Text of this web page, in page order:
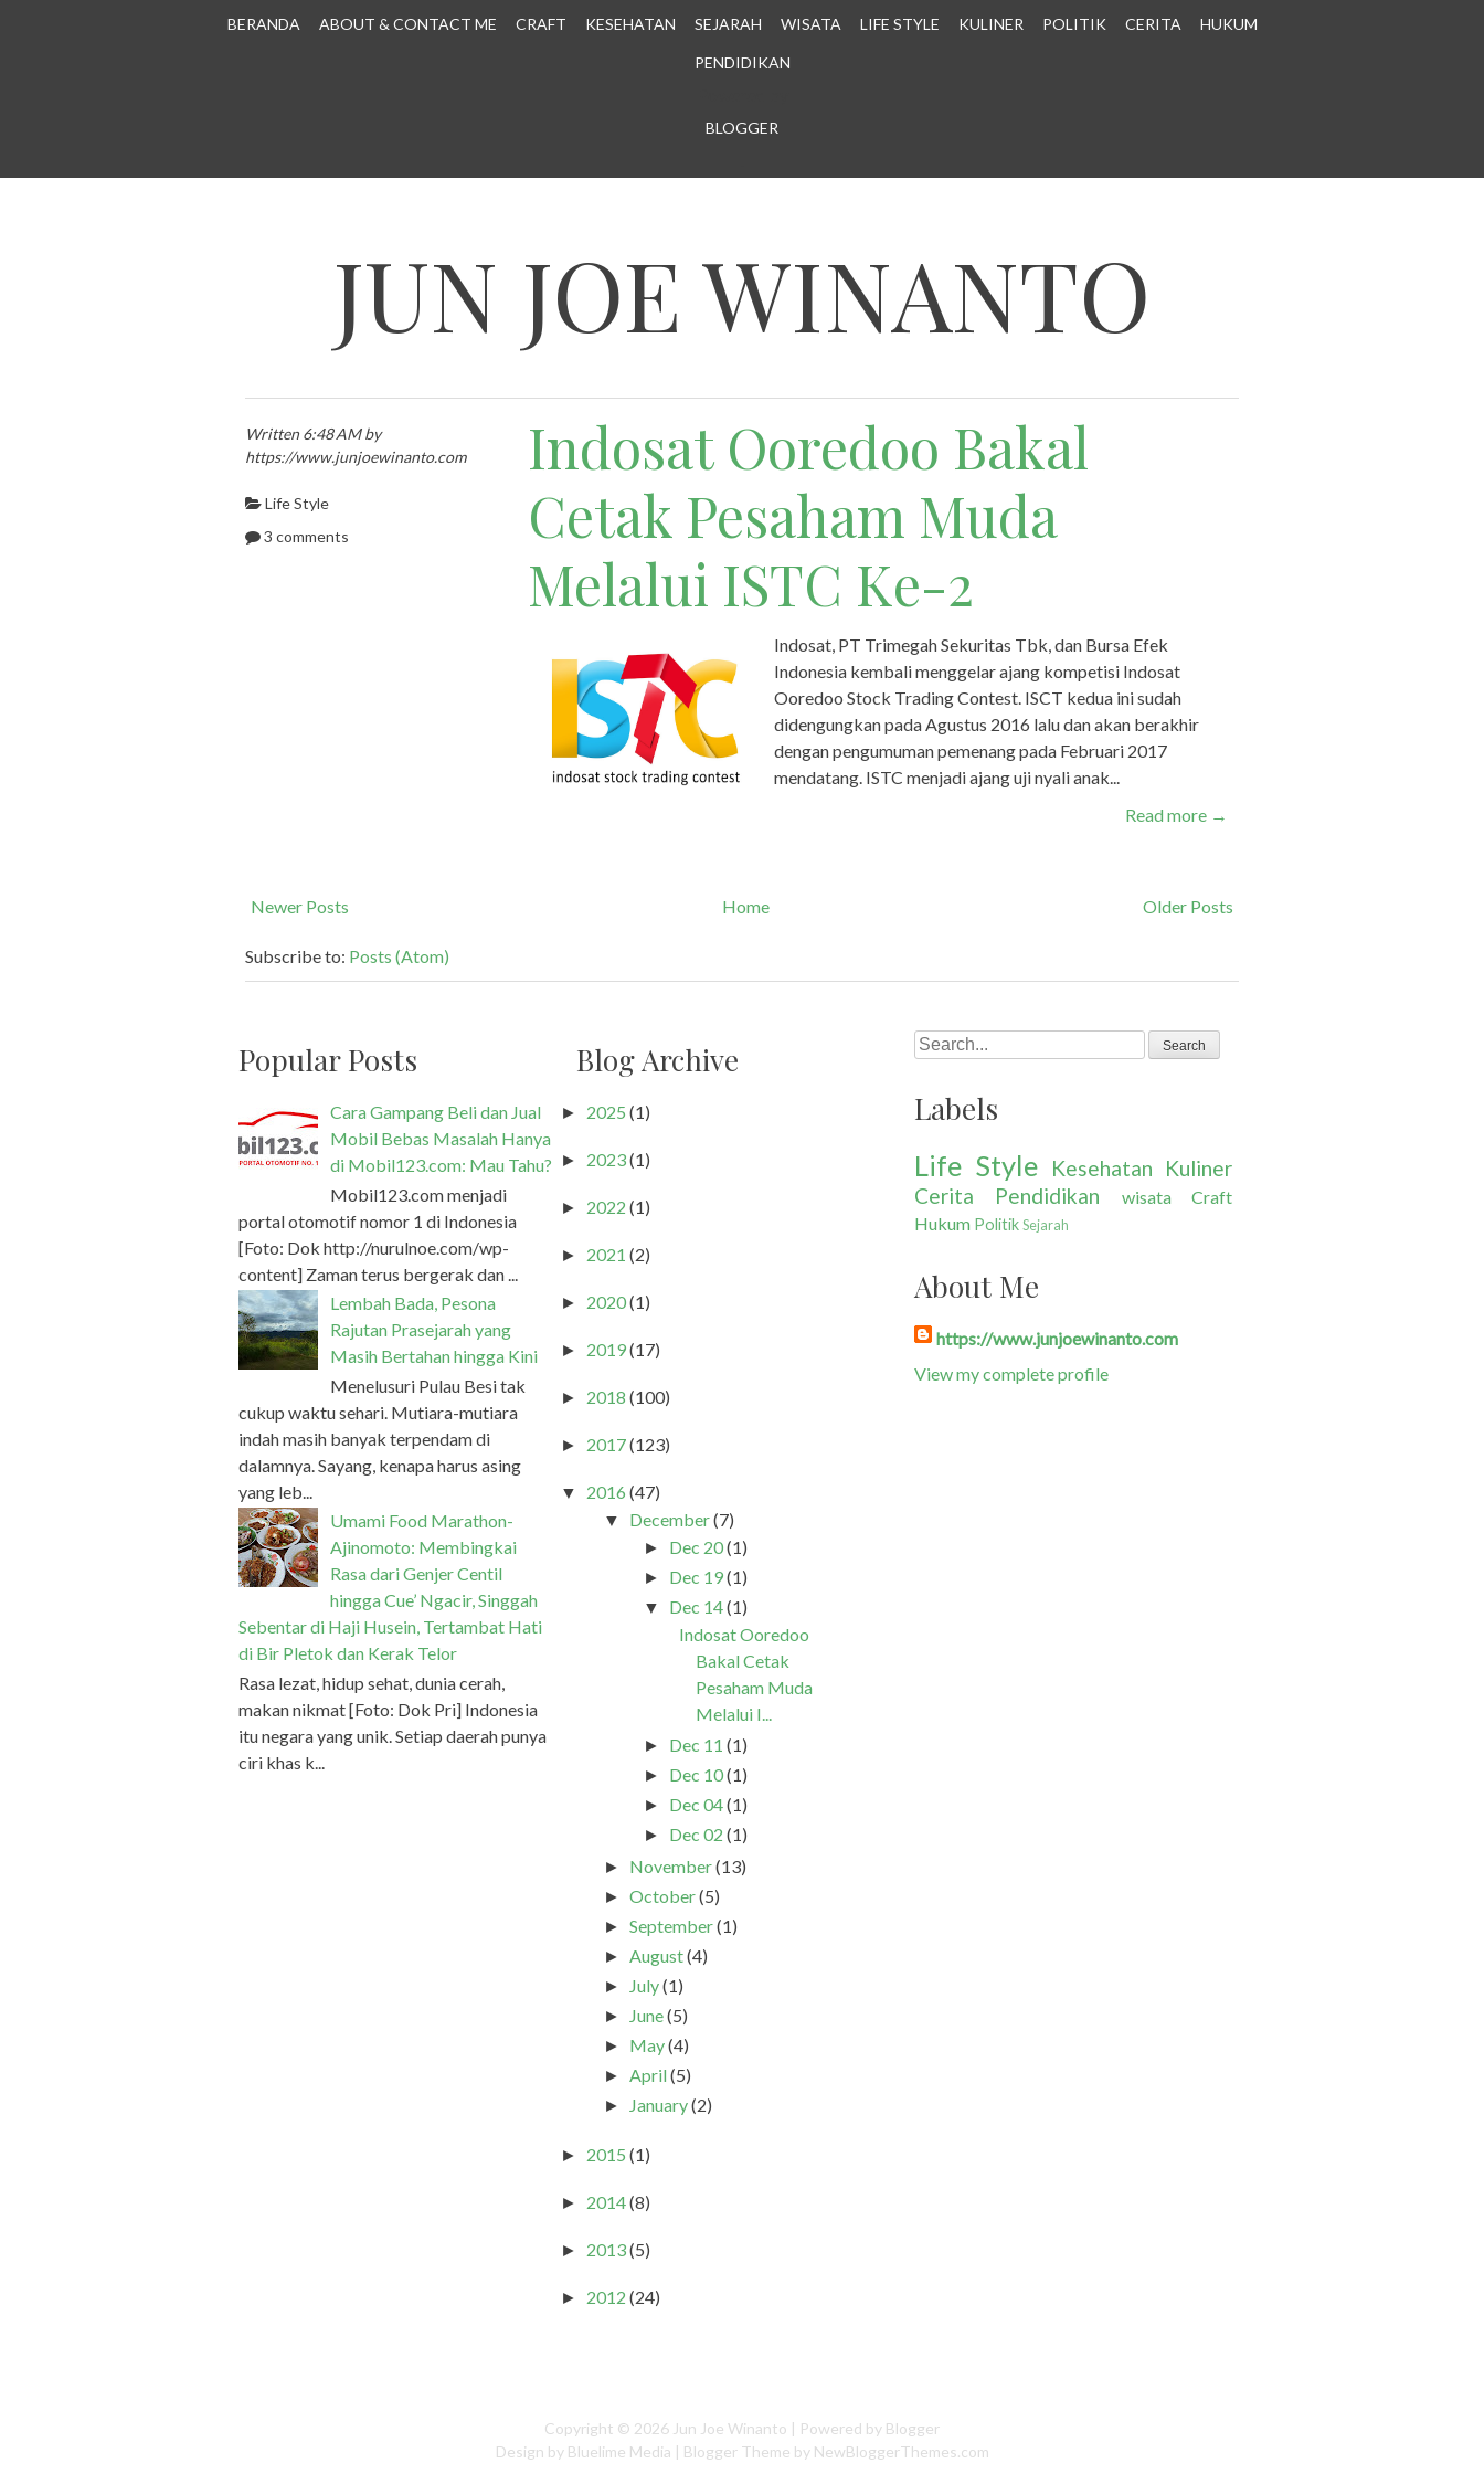
BERANDA ABOUT & CONTACT ME CRAFT KESEHATAN SEJARAH WISATA LIFE STYLE KULINER POLITIK CERITA HUKUM
PENDIDIKAN
BLOGGER
JUN JOE WINANTO
Indosat Ooredoo Bakal
Cetak Pesaham Muda
Melalui ISTC Ke-2
Indosat, PT Trimegah Sekuritas Tbk, dan Bursa Efek
Indonesia kembali menggelar ajang kompetisi Indosat
Ooredoo Stock Trading Contest. ISCT kedua ini sudah
didengungkan pada Agustus 2016 lalu dan akan berakhir
dengan pengumuman pemenang pada Februari 2017
mendatang. ISTC menjadi ajang uji nyali anak...
Read more →
Written 6:48 AM by
https://www.junjoewinanto.com
Life Style
3 comments
Newer Posts Older Posts
Home
Subscribe to: Posts (Atom)
Popular Posts
Cara Gampang Beli dan Jual
Mobil Bebas Masalah Hanya
di Mobil123.com: Mau Tahu?
Mobil123.com menjadi
portal otomotif nomor 1 di Indonesia
[Foto: Dok http://nurulnoe.com/wp-
content] Zaman terus bergerak dan ...
Lembah Bada, Pesona
Rajutan Prasejarah yang
Masih Bertahan hingga Kini
Menelusuri Pulau Besi tak
cukup waktu sehari. Mutiara-mutiara
indah masih banyak terpendam di
dalamnya. Sayang, kenapa harus asing
yang leb...
Umami Food Marathon-
Ajinomoto: Membingkai
Rasa dari Genjer Centil
hingga Cue’ Ngacir, Singgah
Sebentar di Haji Husein, Tertambat Hati
di Bir Pletok dan Kerak Telor
Rasa lezat, hidup sehat, dunia cerah,
makan nikmat [Foto: Dok Pri] Indonesia
itu negara yang unik. Setiap daerah punya
ciri khas k...
Blog Archive
► 2025 (1)
► 2023(1)
► 2022 (1)
► 2021 (2)
► 2020(1)
► 2019(17)
► 2018 (100)
► 2017(123)
▼ 2016 (47)
▼ December(7)
► Dec 20(1)
► Dec 19(1)
▼ Dec 14(1)
Indosat Ooredoo
Bakal Cetak
Pesaham Muda
Melalui I...
► Dec 11 (1)
► Dec 10(1)
► Dec 04(1)
► Dec 02 (1)
► November(13)
►October(5)
►September(1)
►August(4)
► July(1)
► June(5)
► May(4)
►April(5)
► January(2)
► 2015 (1)
► 2014(8)
► 2013(5)
► 2012 (24)
Search
Labels
Life Style Kesehatan
Kuliner
Cerita
Pendidikan wisata
Craft
Hukum PolitikSejarah
About Me
https://www.junjoewinanto.com
View my complete profile
Copyright © 2026 Jun Joe Winanto | Powered by Blogger
Design by Bluelime Media | Blogger Theme by NewBloggerThemes.com